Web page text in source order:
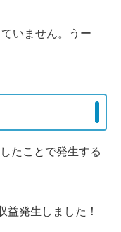
いません。うー
たことで発生する
益発生しました！